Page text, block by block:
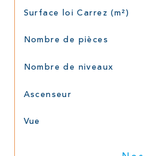
Surface loi Carrez (m²)
Nombre de pièces
Nombre de niveaux
Ascenseur
Vue